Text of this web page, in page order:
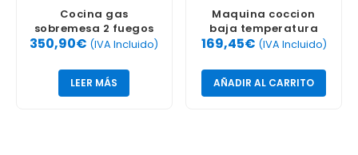
Cocina gas
sobremesa 2 fuegos
Semi La Bari
350,90€ (IVA Incluido)
LEER MÁS
Maquina coccion
baja temperatura
Sous Vide 15L
169,45€ (IVA Incluido)
AÑADIR AL CARRITO